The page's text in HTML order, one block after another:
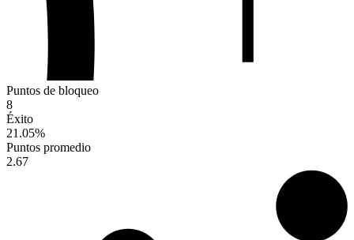
Puntos de bloqueo
8
Éxito
21.05%
Puntos promedio
2.67